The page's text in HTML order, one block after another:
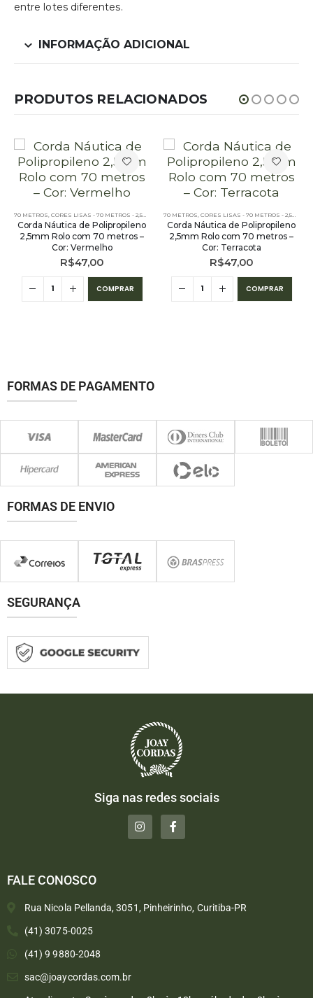
entre lotes diferentes.
INFORMAÇÃO ADICIONAL
PRODUTOS RELACIONADOS
PE - 2,5MM - POLIPROPILENO - 70 METROS
70 METROS, CORES LISAS - 70 METROS - 2,5MM PE - 2,5MM - POLIPROPILENO - 70 METROS
Corda Náutica de Polipropileno
2,5mm Rolo com 70 metros –
Cor: Vermelho
R$47,00
COMPRAR
70 METROS, CORES LISAS - 70 METROS - 2,5MM
Corda Náutica de Polipropileno
2,5mm Rolo com 70 metros –
Cor: Terracota
R$47,00
COMPRAR
FORMAS DE PAGAMENTO
FORMAS DE ENVIO
SEGURANÇA
Siga nas redes sociais
FALE CONOSCO
Rua Nicola Pellanda, 3051, Pinheirinho, Curitiba-PR
(41) 3075-0025
(41) 9 9880-2048
sac@joaycordas.com.br